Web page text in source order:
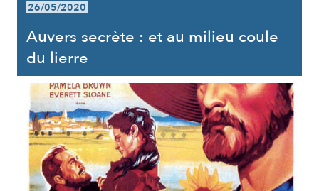
26/05/2020
Auvers secrète : et au milieu coule
du lierre